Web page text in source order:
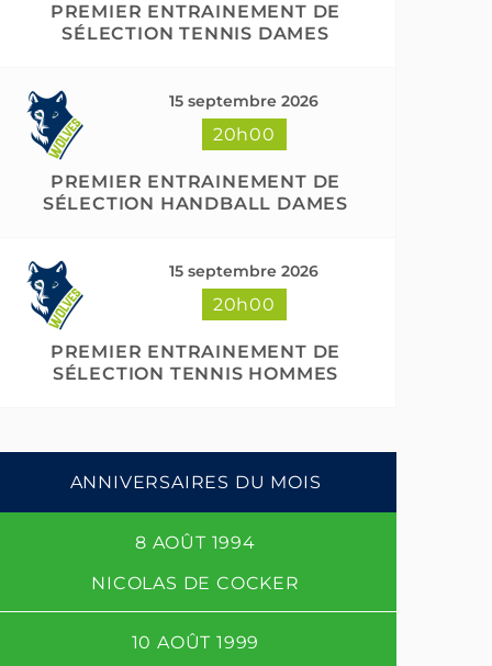
PREMIER ENTRAINEMENT DE
SÉLECTION TENNIS DAMES
15 septembre 2026
20h00
PREMIER ENTRAINEMENT DE
SÉLECTION HANDBALL DAMES
15 septembre 2026
20h00
PREMIER ENTRAINEMENT DE
SÉLECTION TENNIS HOMMES
ANNIVERSAIRES DU MOIS
8 AOÛT 1994
NICOLAS DE COCKER
10 AOÛT 1999